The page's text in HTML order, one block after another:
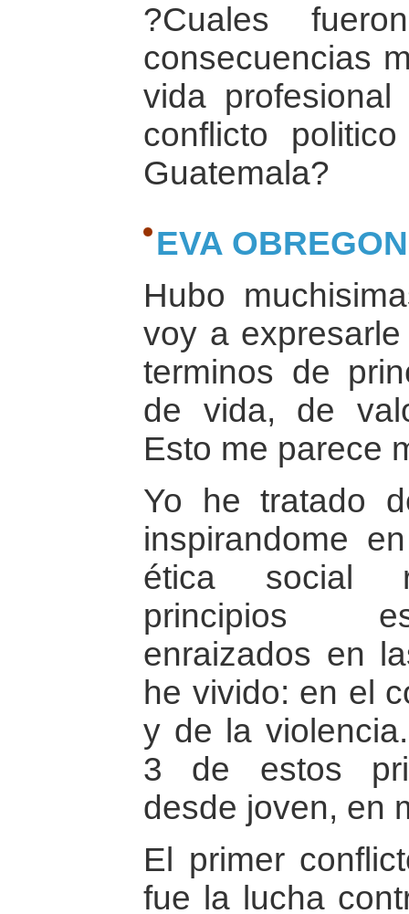
?Cuales
consecuencias
vida
conflicto
Guatemala?
EVA OBREGON
Hubo
voy a
terminos de
de vida, de
Esto me parece
Yo he tratado
inspirandome
ética social
principios
enraizados en
he vivido: en el
y de la
3 de estos
desde joven, en
El primer
fue la lucha